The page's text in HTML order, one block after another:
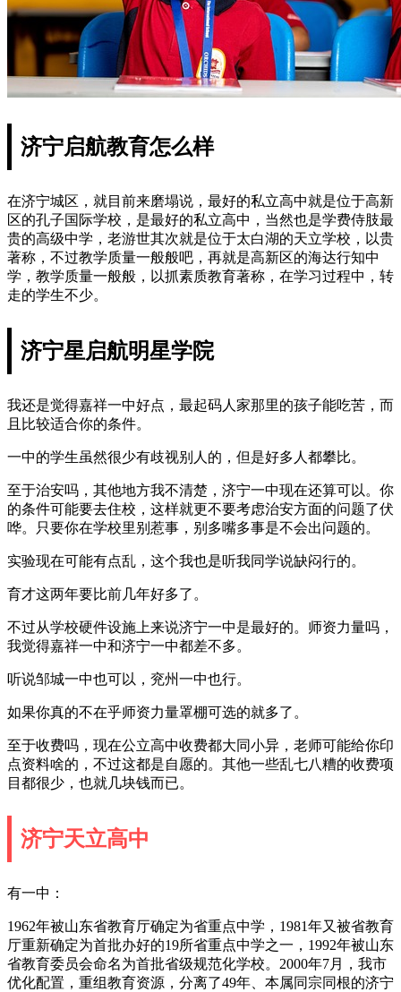
济宁启航教育怎么样
在济宁城区，就目前来磨塌说，最好的私立高中就是位于高新
区的孔子国际学校，是最好的私立高中，当然也是学费侍肢最
贵的高级中学，老游世其次就是位于太白湖的天立学校，以贵
著称，不过教学质量一般般吧，再就是高新区的海达行知中
学，教学质量一般般，以抓素质教育著称，在学习过程中，转
走的学生不少。
济宁星启航明星学院
我还是觉得嘉祥一中好点，最起码人家那里的孩子能吃苦，而
且比较适合你的条件。
一中的学生虽然很少有歧视别人的，但是好多人都攀比。
至于治安吗，其他地方我不清楚，济宁一中现在还算可以。你
的条件可能要去住校，这样就更不要考虑治安方面的问题了伏
哗。只要你在学校里别惹事，别多嘴多事是不会出问题的。
实验现在可能有点乱，这个我也是听我同学说缺闷行的。
育才这两年要比前几年好多了。
不过从学校硬件设施上来说济宁一中是最好的。师资力量吗，
我觉得嘉祥一中和济宁一中都差不多。
听说邹城一中也可以，兖州一中也行。
如果你真的不在乎师资力量罩棚可选的就多了。
至于收费吗，现在公立高中收费都大同小异，老师可能给你印
点资料啥的，不过这都是自愿的。其他一些乱七八糟的收费项
目都很少，也就几块钱而已。
济宁天立高中
有一中：
1962年被山东省教育厅确定为省重点中学，1981年又被省教育
厅重新确定为首批办好的19所省重点中学之一，1992年被山东
省教育委员会命名为首批省级规范化学校。2000年7月，我市
优化配置，重组教育资源，分离了49年、本属同宗同根的济宁